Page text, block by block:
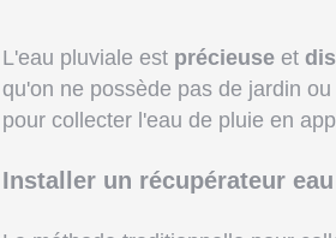
L'eau pluviale est précieuse et
qu'on ne possède pas de jardin
pour collecter l'eau de pluie en
Installer un récupérateur